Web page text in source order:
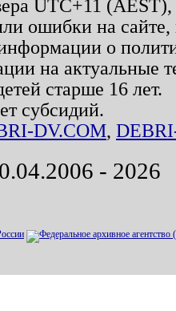
UTC+11
ошибки на
о
на актуальные
старше 16 лет.
субсидий.
DV.COM,
- 2026